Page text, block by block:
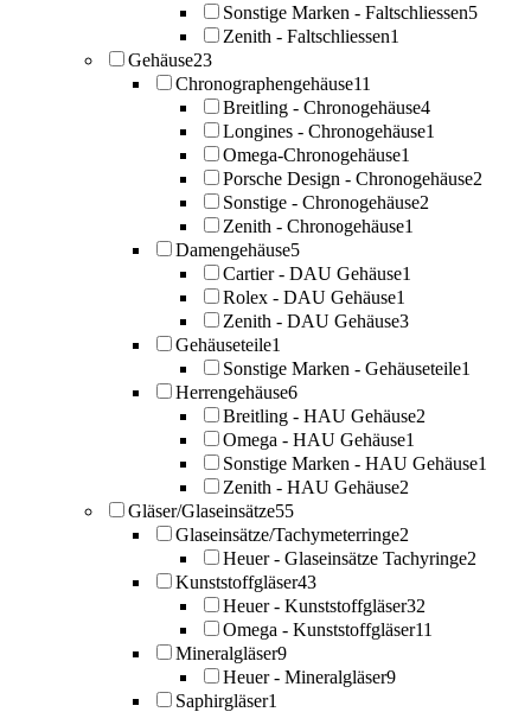
Sonstige Marken - Faltschliessen5
Zenith - Faltschliessen1
Gehäuse23
Chronographengehäuse11
Breitling - Chronogehäuse4
Longines - Chronogehäuse1
Omega-Chronogehäuse1
Porsche Design - Chronogehäuse2
Sonstige - Chronogehäuse2
Zenith - Chronogehäuse1
Damengehäuse5
Cartier - DAU Gehäuse1
Rolex - DAU Gehäuse1
Zenith - DAU Gehäuse3
Gehäuseteile1
Sonstige Marken - Gehäuseteile1
Herrengehäuse6
Breitling - HAU Gehäuse2
Omega - HAU Gehäuse1
Sonstige Marken - HAU Gehäuse1
Zenith - HAU Gehäuse2
Gläser/Glaseinsätze55
Glaseinsätze/Tachymeterringe2
Heuer - Glaseinsätze Tachyringe2
Kunststoffgläser43
Heuer - Kunststoffgläser32
Omega - Kunststoffgläser11
Mineralgläser9
Heuer - Mineralgläser9
Saphirgläser1